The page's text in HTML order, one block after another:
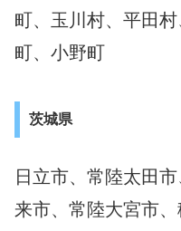
町、玉川村、平田
町、小野町
茨城県
日立市、常陸太田
来市、常陸大宮市